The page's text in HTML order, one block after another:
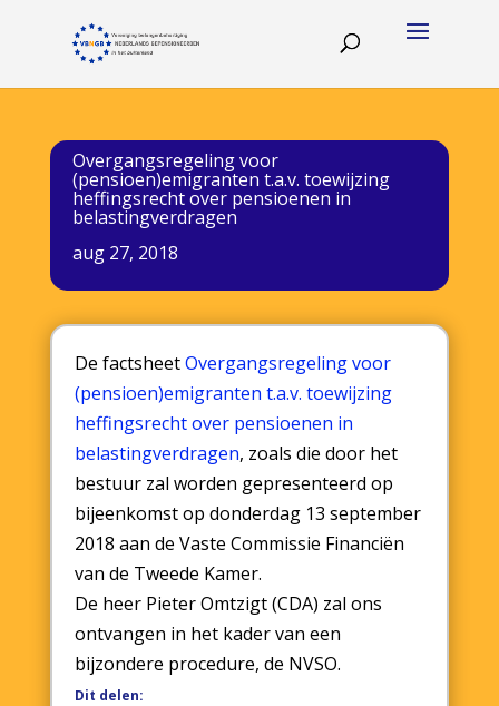
Overgangsregeling voor
(pensioen)emigranten t.a.v. toewijzing
heffingsrecht over pensioenen in
belastingverdragen
aug 27, 2018
De factsheetOvergangsregeling voor
(pensioen)emigranten t.a.v. toewijzing
heffingsrecht over pensioenen in
belastingverdragen, zoals die door het
bestuur zal worden gepresenteerd op
bijeenkomst op donderdag 13 september
2018 aan de Vaste Commissie Financiën
van de Tweede Kamer.
De heer Pieter Omtzigt (CDA) zal ons
ontvangen in het kader van een
bijzondere ‎procedure, de NVSO.
Dit delen: